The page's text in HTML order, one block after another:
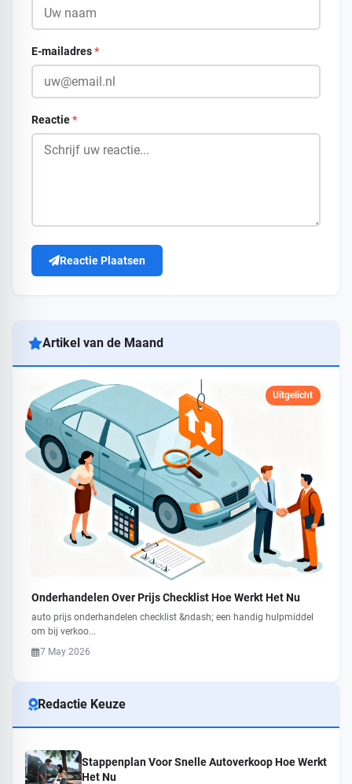
E-mailadres*
Reactie*
Reactie Plaatsen
Artikel van de Maand
Uitgelicht
Onderhandelen Over Prijs Checklist Hoe Werkt Het Nu
auto prijs onderhandelen checklist &ndash; een handig hulpmiddel
om bij verkoo...
7 May 2026
Redactie Keuze
Stappenplan Voor Snelle Autoverkoop Hoe Werkt
Het Nu